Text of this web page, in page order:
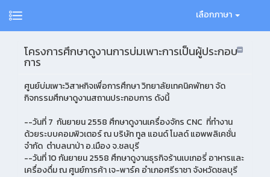
เลือกภาษา
โครงการศึกษาดูงานการบ่มเพาะการเป็นผู้ประกอบ
การ
ศูนย์บ่มเพาะวิสาหกิจเพื่อการศึกษา วิทยาลัยเทคนิคพัทยา จัด
กิจกรรมศึกษาดูงานสถานประกอบการ ดังนี้
--วันที่ 7 กันยายน 2558 ศึกษาดูงานเครื่องจักร CNC ที่ทำงาน
ด้วยระบบคอมพิวเตอร์ ณ บริษัท ทูล แอนด์ โมลด์ แอพพลิเคชั่น
จำกัด ตำบลนาป่า อ.เมือง จ.ชลบุรี
--วันที่ 10 กันยายน 2558 ศึกษาดูงานธุรกิจร้านเบเกอรี่ อาหารและ
เครื่องดื่ม ณ ศูนย์การค้า เจ-พาร์ค อำเภอศรีราชา จังหวัดชลบุรี